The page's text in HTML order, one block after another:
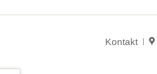
Navigation
Kontakt